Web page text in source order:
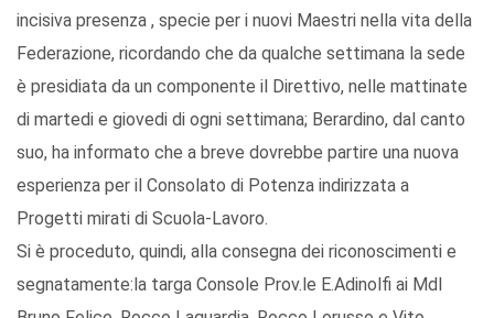
incisiva presenza , specie per i nuovi Maestri nella vita della
Federazione, ricordando che da qualche settimana la sede
è presidiata da un componente il Direttivo, nelle mattinate
di martedi e giovedi di ogni settimana; Berardino, dal canto
suo, ha informato che a breve dovrebbe partire una nuova
esperienza per il Consolato di Potenza indirizzata a
Progetti mirati di Scuola-Lavoro.
Si è proceduto, quindi, alla consegna dei riconoscimenti e
segnatamente:la targa Console Prov.le E.Adinolfi ai Mdl